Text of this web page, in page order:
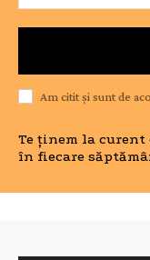
Am citit și sunt de
Te ținem la
în fiecare